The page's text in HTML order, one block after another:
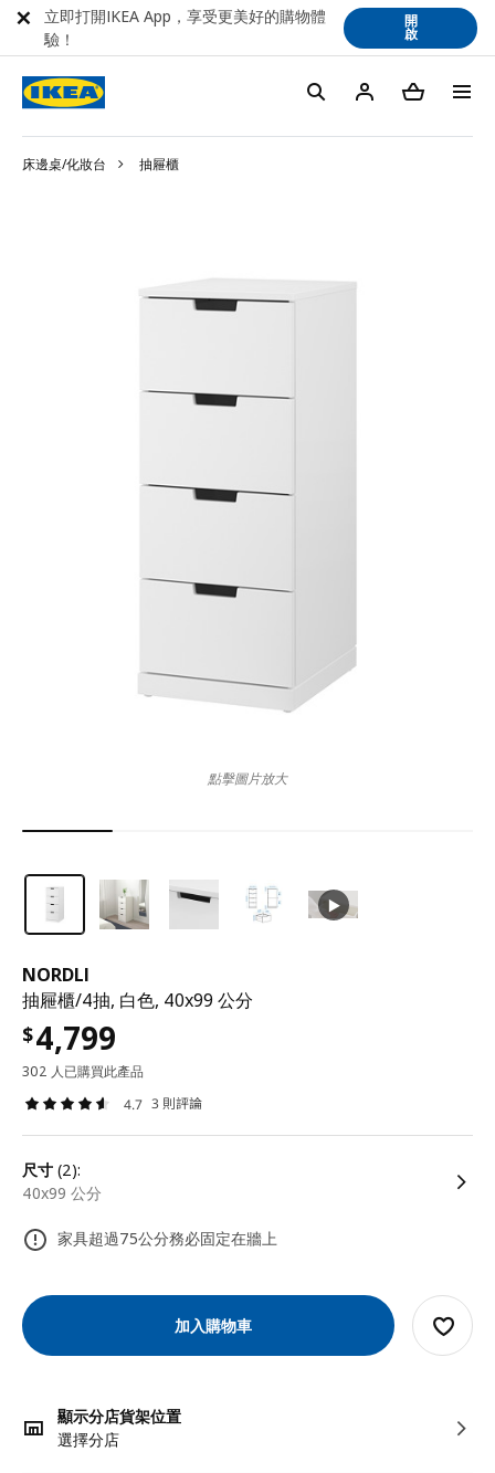
床邊桌/化妝台 抽屜櫃
NORDLI
抽屜櫃/4抽, 白色, 40x99 公分
$4,799
302 人已購買此產品
4.7 3 則評論
尺寸 (2):
40x99 公分
家具超過75公分務必固定在牆上
加入購物車
顯示分店貨架位置
選擇分店
點擊圖片放大
立即打開IKEA App，享受更美好的購物體
驗！
開
啟